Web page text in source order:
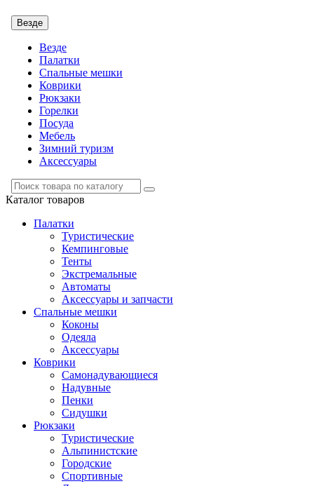
Везде
Везде
Палатки
Спальные мешки
Коврики
Рюкзаки
Горелки
Посуда
Мебель
Зимний туризм
Аксессуары
Каталог товаров
Палатки
Туристические
Кемпинговые
Тенты
Экстремальные
Автоматы
Аксессуары и запчасти
Спальные мешки
Коконы
Одеяла
Аксессуары
Коврики
Самонадувающиеся
Надувные
Пенки
Сидушки
Рюкзаки
Туристические
Альпинистские
Городские
Спортивные